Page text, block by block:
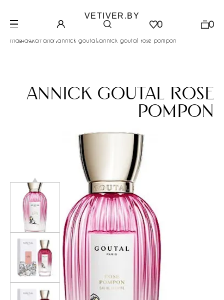
VETIVER.BY
0 0
главная.каталог.annick goutal.annick goutal rose pompon
annick goutal rose
pompon